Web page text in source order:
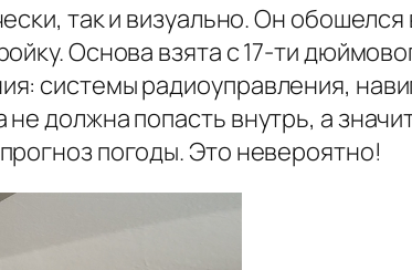
так и визуально. Он
Основа взята с 17-ти
системы радиоуправления,
должна попасть внутрь, а
погоды. Это невероятно!